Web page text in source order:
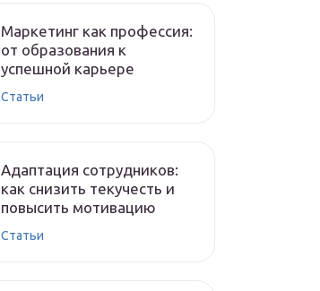
Маркетинг как профессия:
от образования к
успешной карьере
Статьи
Адаптация сотрудников:
как снизить текучесть и
повысить мотивацию
Статьи